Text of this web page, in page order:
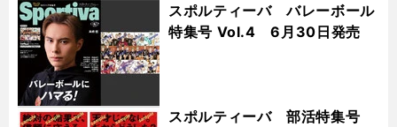
スポルティーバ バレーボール
特集号 Vol.4 6月30日発売
スポルティーバ 部活特集号